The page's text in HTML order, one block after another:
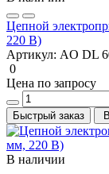
Цепной
220 В)
Артикул: AO DL
0
Цена по запросу
Быстрый заказ
В наличии